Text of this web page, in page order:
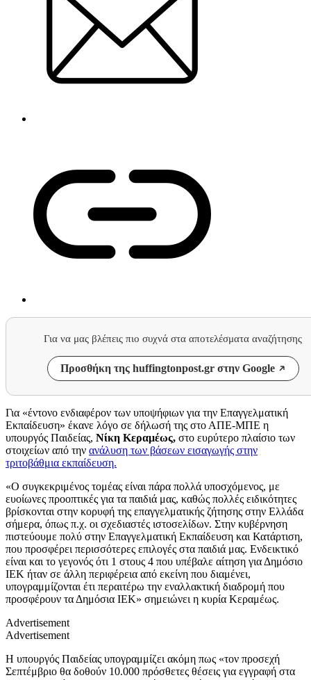
Για να μας βλέπεις πιο συχνά στα αποτελέσματα αναζήτησης
Προσθήκη της huffingtonpost.gr στην Google
Για «έντονο ενδιαφέρον των υποψήφιων για την Επαγγελματική
Εκπαίδευση» έκανε λόγο σε δήλωσή της στο ΑΠΕ-ΜΠΕ η
υπουργός Παιδείας, Νίκη Κεραμέως, στο ευρύτερο πλαίσιο των
στοιχείων από την ανάλυση των βάσεων εισαγωγής στην
τριτοβάθμια εκπαίδευση.
«Ο συγκεκριμένος τομέας είναι πάρα πολλά υποσχόμενος, με
ευοίωνες προοπτικές για τα παιδιά μας, καθώς πολλές ειδικότητες
βρίσκονται στην κορυφή της επαγγελματικής ζήτησης στην Ελλάδα
σήμερα, όπως π.χ. οι σχεδιαστές ιστοσελίδων. Στην κυβέρνηση
πιστεύουμε πολύ στην Επαγγελματική Εκπαίδευση και Κατάρτιση,
που προσφέρει περισσότερες επιλογές στα παιδιά μας. Ενδεικτικό
είναι και το γεγονός ότι 1 στους 4 που υπέβαλε αίτηση για Δημόσιο
ΙΕΚ ήταν σε άλλη περιφέρεια από εκείνη που διαμένει,
υπογραμμίζονται έτι περαιτέρω την εναλλακτική διαδρομή που
προσφέρουν τα Δημόσια ΙΕΚ» σημειώνει η κυρία Κεραμέως.
Advertisement
Advertisement
Η υπουργός Παιδείας υπογραμμίζει ακόμη πως «τον προσεχή
Σεπτέμβριο θα δοθούν 10.000 πρόσθετες θέσεις για εγγραφή στα